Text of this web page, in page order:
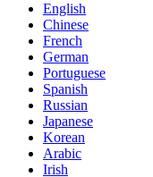
English
Chinese
French
German
Portuguese
Spanish
Russian
Japanese
Korean
Arabic
Irish